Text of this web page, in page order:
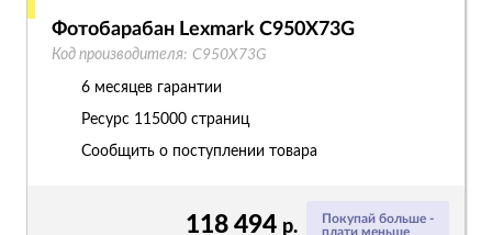
Покупай больше -
плати меньше
118 494 р.
Фотобарабан Lexmark C950X73G
Код производителя: C950X73G
6 месяцев гарантии
Ресурс 115000 страниц
Сообщить о поступлении товара